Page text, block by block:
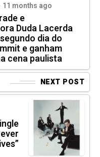
11 months ago
e
Duda Lacerda
dia do
e ganham
cena paulista
NEXT POST